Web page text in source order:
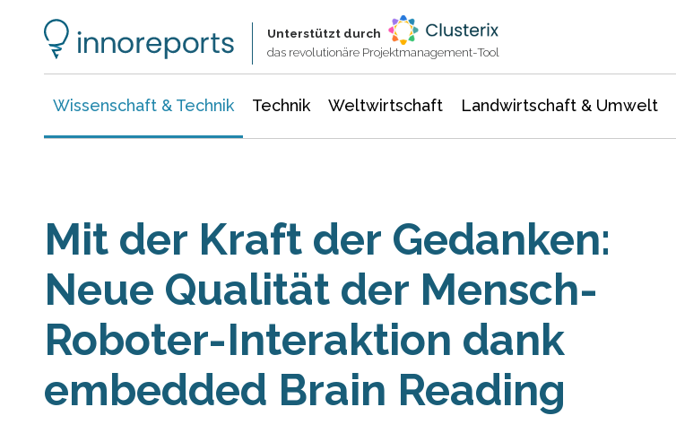
Unterstützt durch
das revolutionäre Projektmanagement-Tool
Wissenschaft & Technik Technik Weltwirtschaft Landwirtschaft & Umwelt
Mit der Kraft der Gedanken:
Neue Qualität der Mensch-
Roboter-Interaktion dank
embedded Brain Reading